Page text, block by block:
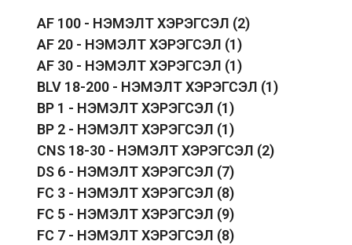
AF 100 - НЭМЭЛТ ХЭРЭГСЭЛ (2)
AF 20 - НЭМЭЛТ ХЭРЭГСЭЛ (1)
AF 30 - НЭМЭЛТ ХЭРЭГСЭЛ (1)
BLV 18-200 - НЭМЭЛТ ХЭРЭГСЭЛ (1)
BP 1 - НЭМЭЛТ ХЭРЭГСЭЛ (1)
BP 2 - НЭМЭЛТ ХЭРЭГСЭЛ (1)
CNS 18-30 - НЭМЭЛТ ХЭРЭГСЭЛ (2)
DS 6 - НЭМЭЛТ ХЭРЭГСЭЛ (7)
FC 3 - НЭМЭЛТ ХЭРЭГСЭЛ (8)
FC 5 - НЭМЭЛТ ХЭРЭГСЭЛ (9)
FC 7 - НЭМЭЛТ ХЭРЭГСЭЛ (8)